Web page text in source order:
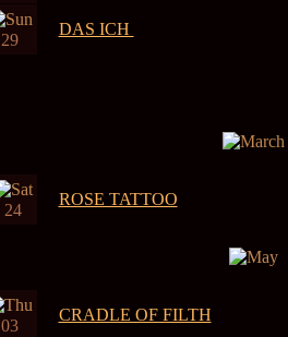
29
DAS ICH
24
ROSE TATTOO
03
CRADLE OF FILTH